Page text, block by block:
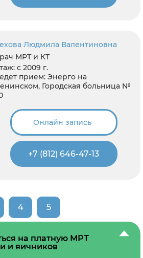
Людмила Валентиновна
МРТ и КТ
с 2009 г.
прием: Энерго на
Городская больница №
Онлайн запись
+7 (812) 646-47-13
4 5
на платную МРТ
и яичников